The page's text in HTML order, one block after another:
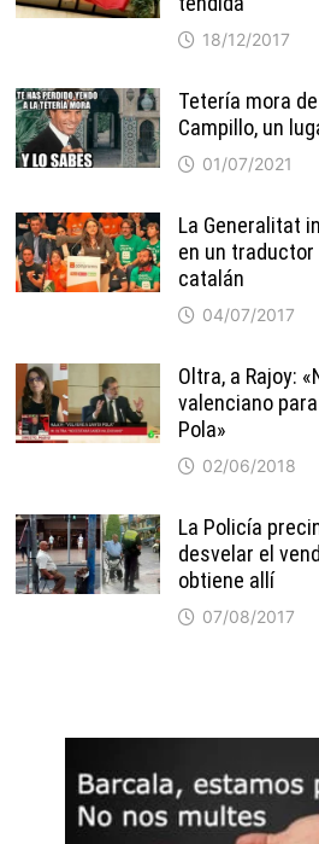
18/12/2017
Tetería mora
Campillo, un
01/07/2021
La Generalitat
en un
catalán
04/07/2017
Oltra, a Rajoy:
valenciano
Pola»
02/06/2018
La Policía
desvelar el
obtiene allí
07/08/2017